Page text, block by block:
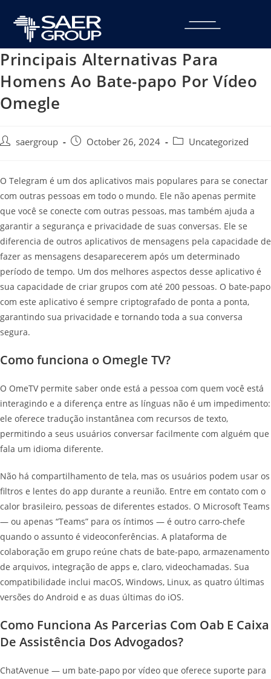
Principais Alternativas Para
Homens Ao Bate-papo Por Vídeo
Omegle
saergroup October 26, 2024 Uncategorized
O Telegram é um dos aplicativos mais populares para se conectar
com outras pessoas em todo o mundo. Ele não apenas permite
que você se conecte com outras pessoas, mas também ajuda a
garantir a segurança e privacidade de suas conversas. Ele se
diferencia de outros aplicativos de mensagens pela capacidade de
fazer as mensagens desaparecerem após um determinado
período de tempo. Um dos melhores aspectos desse aplicativo é
sua capacidade de criar grupos com até 200 pessoas. O bate-papo
com este aplicativo é sempre criptografado de ponta a ponta,
garantindo sua privacidade e tornando toda a sua conversa
segura.
Como funciona o Omegle TV?
O OmeTV permite saber onde está a pessoa com quem você está
interagindo e a diferença entre as línguas não é um impedimento:
ele oferece tradução instantânea com recursos de texto,
permitindo a seus usuários conversar facilmente com alguém que
fala um idioma diferente.
Não há compartilhamento de tela, mas os usuários podem usar os
filtros e lentes do app durante a reunião. Entre em contato com o
calor brasileiro, pessoas de diferentes estados. O Microsoft Teams
— ou apenas “Teams” para os íntimos — é outro carro-chefe
quando o assunto é videoconferências. A plataforma de
colaboração em grupo reúne chats de bate-papo, armazenamento
de arquivos, integração de apps e, claro, videochamadas. Sua
compatibilidade inclui macOS, Windows, Linux, as quatro últimas
versões do Android e as duas últimas do iOS.
Como Funciona As Parcerias Com Oab E Caixa
De Assistência Dos Advogados?
ChatAvenue — um bate-papo por vídeo que oferece suporte para